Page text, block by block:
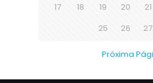
17
18 19 20 21
25
26 27
Próxima